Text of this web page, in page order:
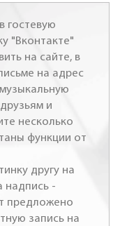
гостевую
"Вконтакте"
на сайте, в
на адрес
и
несколько
функции от
другу на
надпись -
предложено
запись на